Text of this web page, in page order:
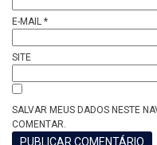
E-MAIL *
SITE
SALVAR MEUS DADOS NESTE
COMENTAR.